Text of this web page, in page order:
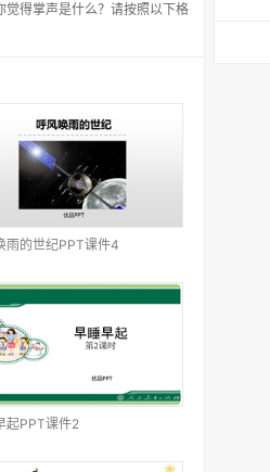
觉得掌声是什么？请按照以下格
雨的世纪PPT课件4
起PPT课件2